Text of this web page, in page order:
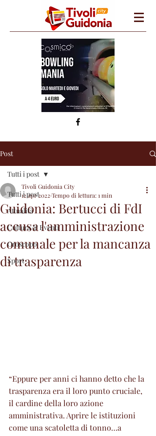
Post
Tutti i post
Attualità
Cultura & Eventi
Oroscopo
Sport
Tutti i post
Guidonia: Bertucci di FdI
accusa l'amministrazione
comunale per la mancanza
di trasparenza
Tivoli Guidonia City
12 apr 2022 Tempo di lettura: 1 min
“Eppure per anni ci hanno detto che la
trasparenza era il loro punto cruciale,
il cardine della loro azione
amministrativa. Aprire le istituzioni
come una scatoletta di tonno…a